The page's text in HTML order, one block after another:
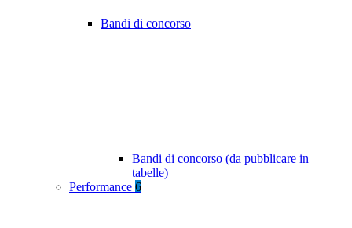
Bandi di concorso
Bandi di concorso (da pubblicare in
tabelle)
Performance 6